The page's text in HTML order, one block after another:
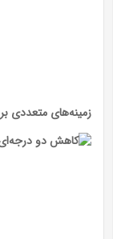
زمینه‌های متعددی